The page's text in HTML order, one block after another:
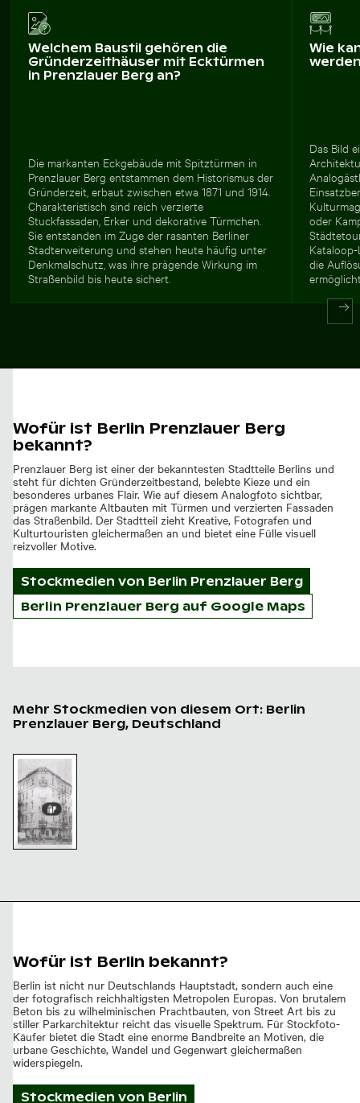
Welchem Baustil gehören die
Gründerzeithäuser mit Ecktürmen
in Prenzlauer Berg an?
Die markanten Eckgebäude mit Spitztürmen in
Prenzlauer Berg entstammen dem Historismus der
Gründerzeit, erbaut zwischen etwa 1871 und 1914.
Charakteristisch sind reich verzierte
Stuckfassaden, Erker und dekorative Türmchen.
Sie entstanden im Zuge der rasanten Berliner
Stadterweiterung und stehen heute häufig unter
Denkmalschutz, was ihre prägende Wirkung im
Straßenbild bis heute sichert.
Wie
Das Bild
oder
die
Wofür ist Berlin Prenzlauer Berg
bekannt?
Prenzlauer Berg ist einer der bekanntesten Stadtteile Berlins und
steht für dichten Gründerzeitbestand, belebte Kieze und ein
besonderes urbanes Flair. Wie auf diesem Analogfoto sichtbar,
prägen markante Altbauten mit Türmen und verzierten Fassaden
das Straßenbild. Der Stadtteil zieht Kreative, Fotografen und
Kulturtouristen gleichermaßen an und bietet eine Fülle visuell
reizvoller Motive.
Stockmedien von Berlin Prenzlauer Berg
Berlin Prenzlauer Berg auf Google Maps
Mehr Stockmedien von diesem Ort: Berlin
Prenzlauer Berg, Deutschland
Historisches Gebäude mit Doppelbelichtungseffekt
Wofür ist Berlin bekannt?
Berlin ist nicht nur Deutschlands Hauptstadt, sondern auch eine
der fotografisch reichhaltigsten Metropolen Europas. Von brutalem
Beton bis zu wilhelminischen Prachtbauten, von Street Art bis zu
stiller Parkarchitektur reicht das visuelle Spektrum. Für Stockfoto-
Käufer bietet die Stadt eine enorme Bandbreite an Motiven, die
urbane Geschichte, Wandel und Gegenwart gleichermaßen
widerspiegeln.
Stockmedien von Berlin